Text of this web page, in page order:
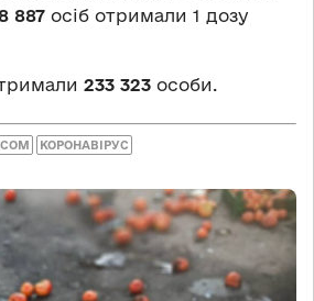
887 осіб отримали 1 дозу
233 323 особи.
КОРОНАВІРУС